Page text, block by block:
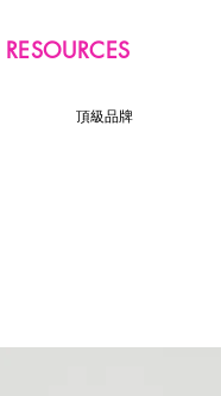
RESOURCES
頂級品牌